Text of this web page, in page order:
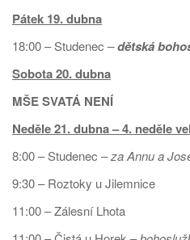
Pátek 19. dubna
18:00 – Studenec –dětská
Sobota 20. dubna
MŠE SVATÁ NENÍ
Neděle 21. dubna – 4. neděle
8:00 – Studenec –za Annu a
9:30 – Roztoky u Jilemnice
11:00 – Zálesní Lhota